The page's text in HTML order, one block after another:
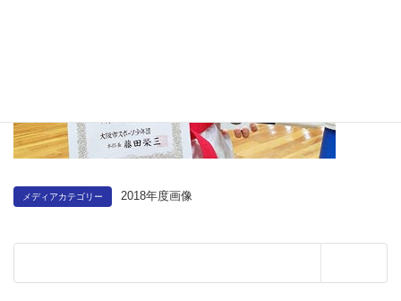
メディアカテゴリー 2018年度画像